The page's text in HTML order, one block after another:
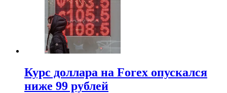
Курс доллара на Forex опускался
ниже 99 рублей